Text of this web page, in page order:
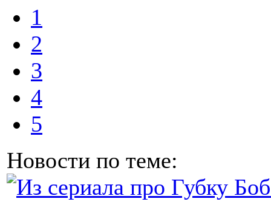
1
2
3
4
5
Новости по теме: